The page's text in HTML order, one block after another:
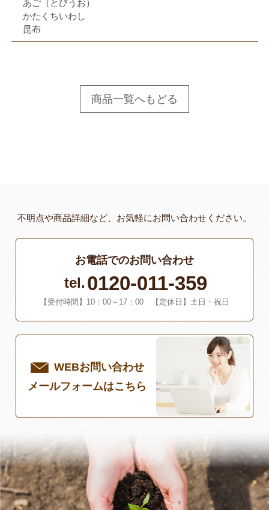
あご（とびうお）
かたくちいわし
昆布
商品一覧へもどる
不明点や商品詳細など、お気軽にお問い合わせください。
お電話でのお問い合わせ
tel. 0120-011-359
【受付時間】10：00～17：00 【定休日】土日・祝日
WEBお問い合わせ
メールフォームはこちら